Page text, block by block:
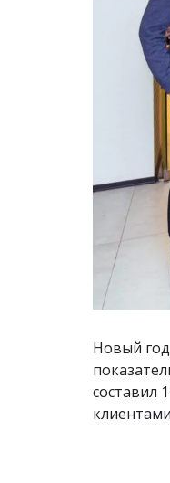
Новый
составил